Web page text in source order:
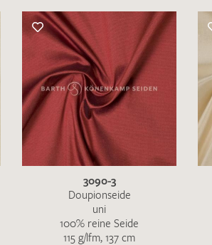
3090-3
Doupionseide
uni
100% reine Seide
115 g/lfm, 137 cm